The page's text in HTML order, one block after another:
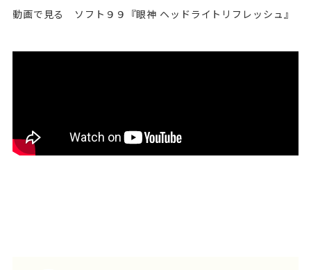
動画で見る ソフト９９『眼神 ヘッドライトリフレッシュ』